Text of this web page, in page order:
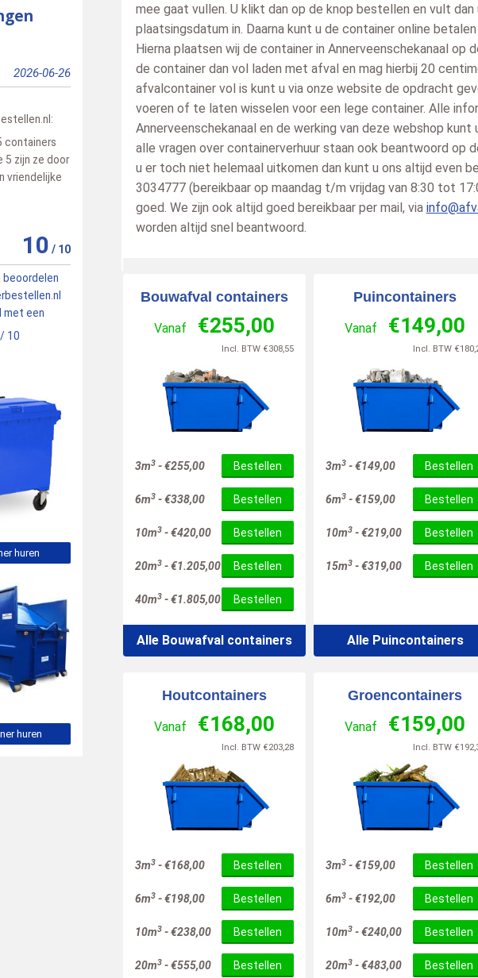
mee gaat vullen. U klikt dan op de knop bestellen en vult dan
plaatsingsdatum in. Daarna kunt u de container online
Hierna plaatsen wij de container in Annerveenschekanaal op
de container dan vol laden met afval en mag hierbij 20
afvalcontainer vol is kunt u via onze website de opdracht
voeren of te laten wisselen voor een lege container. Alle
Annerveenschekanaal en de werking van deze webshop
alle vragen over containerverhuur staan ook beantwoord op
u er toch niet helemaal uitkomen dan kunt u ons altijd even
3034777 (bereikbaar op maandag t/m vrijdag van 8:30 tot
goed. We zijn ook altijd goed bereikbaar per mail, via
worden altijd snel beantwoord.
Bouwafval containers
Vanaf €255,00
Incl. BTW €308,55
3m3 -€255,00 Bestellen
6m3 -€338,00 Bestellen
10m3 -€420,00 Bestellen
20m3 -€1.205,00 Bestellen
40m3 -€1.805,00 Bestellen
Alle Bouwafval containers
Puincontainers
Vanaf €149,00
Incl. BTW €
3m3 -€149,00 Bestellen
6m3 -€159,00 Bestellen
10m3 -€219,00 Bestellen
15m3 -€319,00 Bestellen
Alle Puincontainers
Houtcontainers
Vanaf €168,00
Incl. BTW €203,28
3m3 -€168,00 Bestellen
6m3 -€198,00 Bestellen
10m3 -€238,00 Bestellen
20m3 -€555,00 Bestellen
Groencontainers
Vanaf €159,00
Incl. BTW €
3m3 -€159,00 Bestellen
6m3 -€192,00 Bestellen
10m3 -€240,00 Bestellen
20m3 -€483,00 Bestellen
2026-06-26
:
containers
5 zijn ze door
vriendelijke
10 / 10
2026-06-29
alles is goed verlopen keurig
we weer 1 nodig [..]
Peter
Hardinxveld-Giessendam
2026-06-30
zegt over
Helaas niet meer dan een 6.
gevraagd, maar vooruit. [..]
Lees meer »
Bert
Pesse
zegt over
Snelle vlotte service ,
Lees meer »
beoordelen
met een
/ 10
huren
huren